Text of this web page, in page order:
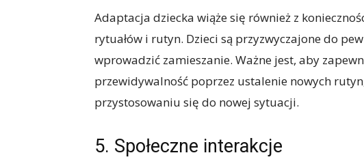
Adaptacja dziecka wiąże się również z
rytuałów i rutyn. Dzieci są przyzwyczajone do
wprowadzić zamieszanie. Ważne jest, aby
przewidywalność poprzez ustalenie nowych
przystosowaniu się do nowej sytuacji.
5. Społeczne interakcje